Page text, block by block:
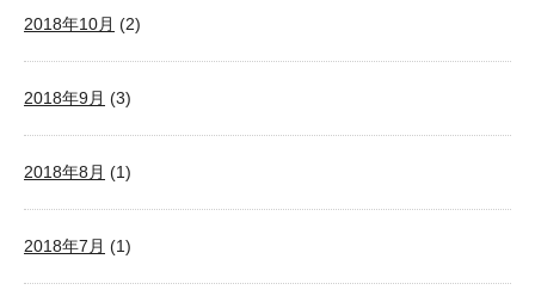
2018年10月 (2)
2018年9月 (3)
2018年8月 (1)
2018年7月 (1)